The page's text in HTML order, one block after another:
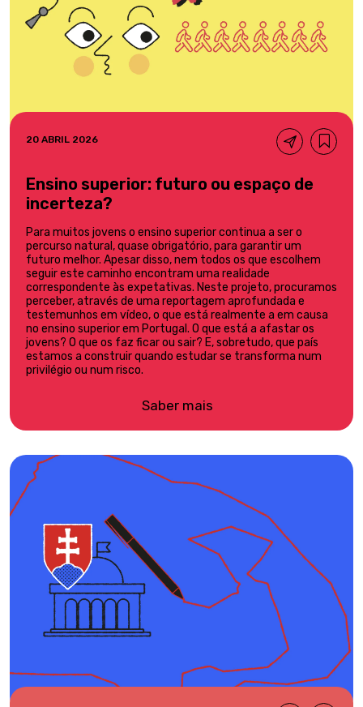
20 ABRIL 2026
Ensino superior: futuro ou espaço de
incerteza?
Para muitos jovens o ensino superior continua a ser o
percurso natural, quase obrigatório, para garantir um
futuro melhor. Apesar disso, nem todos os que escolhem
seguir este caminho encontram uma realidade
correspondente às expetativas. Neste projeto, procuramos
perceber, através de uma reportagem aprofundada e
testemunhos em vídeo, o que está realmente a em causa
no ensino superior em Portugal. O que está a afastar os
jovens? O que os faz ficar ou sair? E, sobretudo, que país
estamos a construir quando estudar se transforma num
privilégio ou num risco.
Saber mais